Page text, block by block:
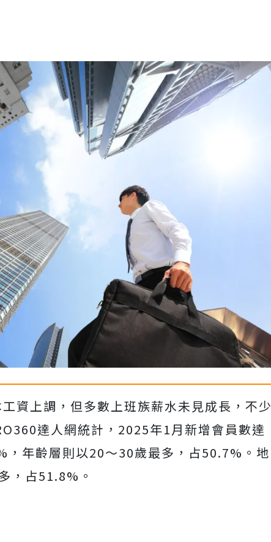
資上調，但多數上班族薪水未見成長，不少
達人網統計，2025年1月新增會員數達
年齡層則以20～30歲最多，占50.7%。地
，占51.8%。